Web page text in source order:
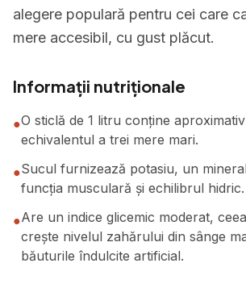
alegere populară pentru cei care
mere accesibil, cu gust plăcut.
Informații nutriționale
●O sticlă de 1 litru conține
echivalentul a trei mere mari.
●Sucul furnizează potasiu, un
funcția musculară și echilibrul hidric.
●Are un indice glicemic moderat,
crește nivelul zahărului din sânge
băuturile îndulcite artificial.